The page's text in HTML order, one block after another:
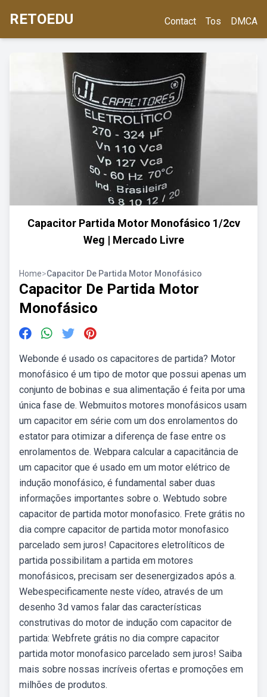
RETOEDU Contact Tos DMCA
Capacitor Partida Motor Monofásico 1/2cv
Weg | Mercado Livre
Home>Capacitor De Partida Motor Monofásico
Capacitor De Partida Motor
Monofásico
Webonde é usado os capacitores de partida? Motor
monofásico é um tipo de motor que possui apenas um
conjunto de bobinas e sua alimentação é feita por uma
única fase de. Webmuitos motores monofásicos usam
um capacitor em série com um dos enrolamentos do
estator para otimizar a diferença de fase entre os
enrolamentos de. Webpara calcular a capacitância de
um capacitor que é usado em um motor elétrico de
indução monofásico, é fundamental saber duas
informações importantes sobre o. Webtudo sobre
capacitor de partida motor monofasico. Frete grátis no
dia compre capacitor de partida motor monofasico
parcelado sem juros! Capacitores eletrolíticos de
partida possibilitam a partida em motores
monofásicos, precisam ser desenergizados após a.
Webespecificamente neste vídeo, através de um
desenho 3d vamos falar das características
construtivas do motor de indução com capacitor de
partida: Webfrete grátis no dia compre capacitor
partida motor monofasico parcelado sem juros! Saiba
mais sobre nossas incríveis ofertas e promoções em
milhões de produtos.